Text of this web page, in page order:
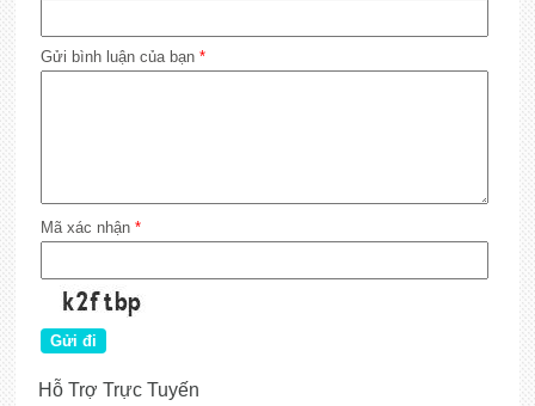
Gửi bình luận của bạn *
Mã xác nhận *
Hỗ Trợ Trực Tuyến